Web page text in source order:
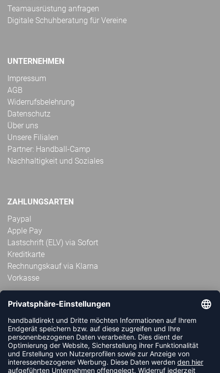
Teamausrüstung anfragen
Digitale Schuhberatung für Vereine
UNTERNEHMEN
Impressum
AGB
Widerrufsbelehrung
Datenschutz
Über uns
Unsere Filialen
Partner: Handball-Camp
Nachhaltigkeit und Soziales
ZAHLUNGSARTEN
Paypal
Apple Pay
Lastschrift (ELV) via Sofort
Kreditkarte
Rechnungskauf via Klarna
Vorkasse
ABONNIERE JETZT DEN KOSTENLOSEN
HANDBALLDIREKT-NEWSLETTER UND VERPASSE KEINE
NEUIGKEIT ODER AKTION MEHR.
JETZT ANMELDEN